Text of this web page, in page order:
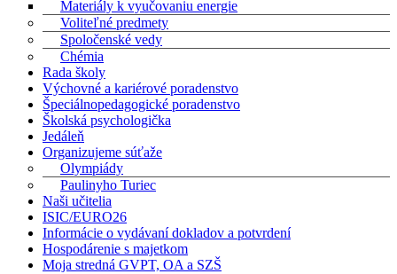
Materiály k vyučovaniu energie
Voliteľné predmety
Spoločenské vedy
Chémia
Rada školy
Výchovné a kariérové poradenstvo
Špeciálnopedagogické poradenstvo
Školská psychologička
Jedáleň
Organizujeme súťaže
Olympiády
Paulinyho Turiec
Naši učitelia
ISIC/EURO26
Informácie o vydávaní dokladov a potvrdení
Hospodárenie s majetkom
Moja stredná GVPT, OA a SZŠ